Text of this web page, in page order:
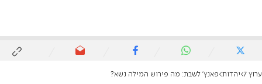
ערוץ 7 יהדות פאנץ' לשבת: מה פירוש המילה נשא?